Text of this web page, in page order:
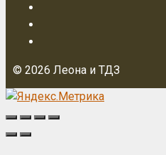
© 2026 Леона и ТДЗ